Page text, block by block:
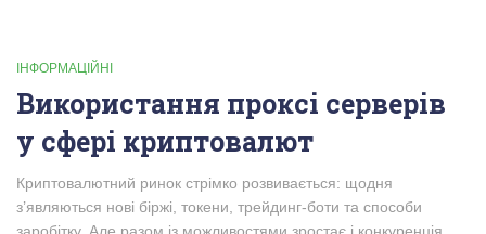
ІНФОРМАЦІЙНІ
Використання проксі серверів
у сфері криптовалют
Криптовалютний ринок стрімко розвивається: щодня
з’являються нові біржі, токени, трейдинг-боти та способи